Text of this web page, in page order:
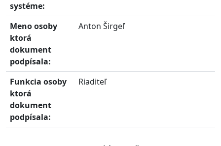
systéme:
Meno osoby
ktorá
dokument
podpísala:
Anton Širgeľ
Funkcia osoby
ktorá
dokument
podpísala:
Riaditeľ